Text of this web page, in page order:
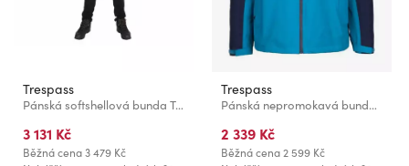
Trespass
Pánská softshellová bunda Trespass Maverick
3 131 Kč
Běžná cena3 479 Kč
Trespass
Pánská nepromokavá bunda Trespass CURBRIDGE
2 339 Kč
Běžná cena2 599 Kč